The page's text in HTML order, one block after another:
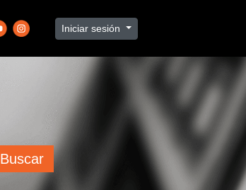
Iniciar sesión
Buscar